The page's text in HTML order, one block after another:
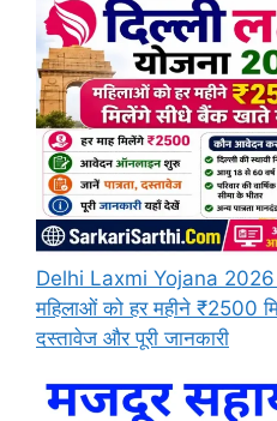
Delhi Laxmi Yojana
महिलाओं को हर महीने ₹2500
दस्तावेज और पूरी जानकारी